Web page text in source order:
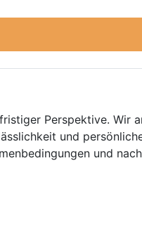
Perspektive. Wir
und
und